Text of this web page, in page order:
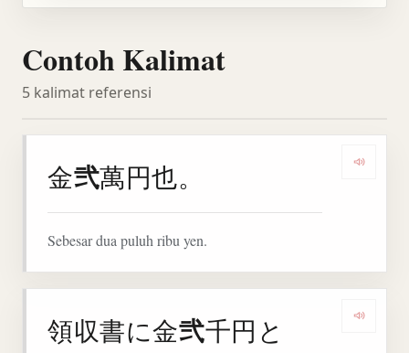
Contoh Kalimat
5 kalimat referensi
金弐萬円也。
Sebesar dua puluh ribu yen.
領収書に金弐千円と